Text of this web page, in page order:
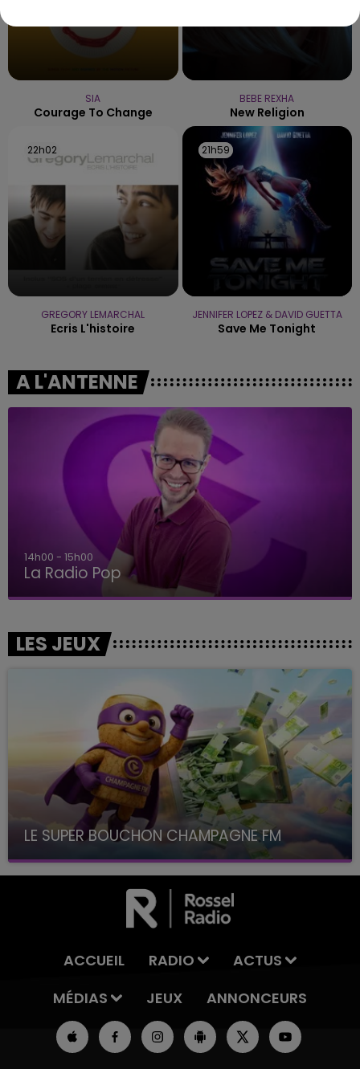
SIA
Courage To Change
BEBE REXHA
New Religion
22h02
22h02
GREGORY LEMARCHAL
Ecris L'histoire
21h59
21h59
JENNIFER LOPEZ & DAVID GUETTA
Save Me Tonight
A L'ANTENNE
14h00 - 15h00
La Radio Pop
LES JEUX
LE SUPER BOUCHON CHAMPAGNE FM
avec La Famille Champagne FM, à 8H10
ACCUEIL RADIO
ACTUS
MÉDIAS
JEUX ANNONCEURS